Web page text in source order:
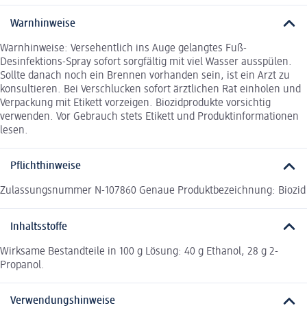
Warnhinweise
Warnhinweise: Versehentlich ins Auge gelangtes Fuß-
Desinfektions-Spray sofort sorgfältig mit viel Wasser ausspülen.
Sollte danach noch ein Brennen vorhanden sein, ist ein Arzt zu
konsultieren. Bei Verschlucken sofort ärztlichen Rat einholen und
Verpackung mit Etikett vorzeigen. Biozidprodukte vorsichtig
verwenden. Vor Gebrauch stets Etikett und Produktinformationen
lesen.
Pflichthinweise
Zulassungsnummer N-107860 Genaue Produktbezeichnung: Biozid
Inhaltsstoffe
Wirksame Bestandteile in 100 g Lösung: 40 g Ethanol, 28 g 2-
Propanol.
Verwendungshinweise